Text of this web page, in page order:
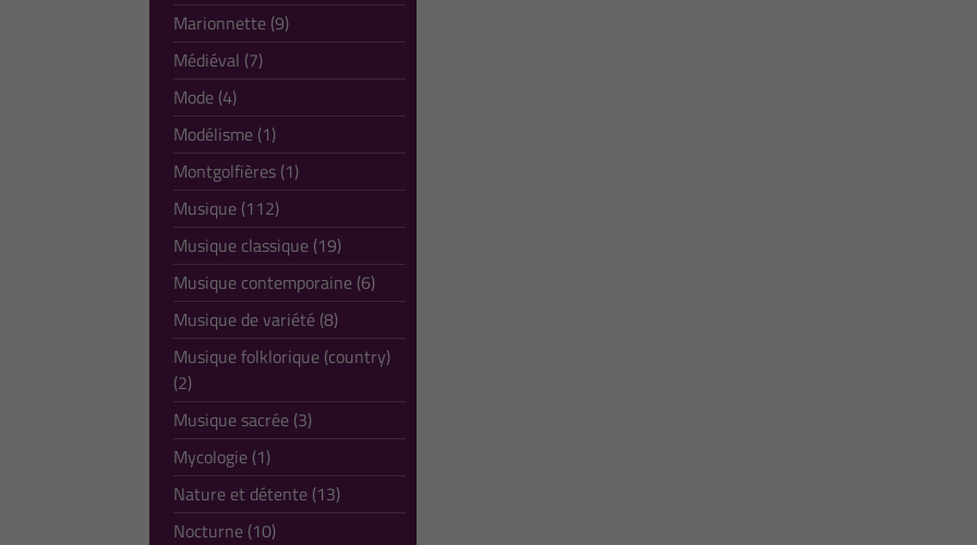
Marionnette (9)
Médiéval (7)
Mode (4)
Modélisme (1)
Montgolfières (1)
Musique (112)
Musique classique (19)
Musique contemporaine (6)
Musique de variété (8)
Musique folklorique (country)
(2)
Musique sacrée (3)
Mycologie (1)
Nature et détente (13)
Nocturne (10)